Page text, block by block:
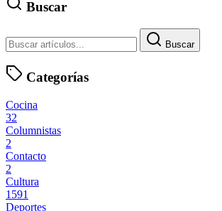
Buscar
Buscar
Categorías
Cocina
32
Columnistas
2
Contacto
2
Cultura
1591
Deportes